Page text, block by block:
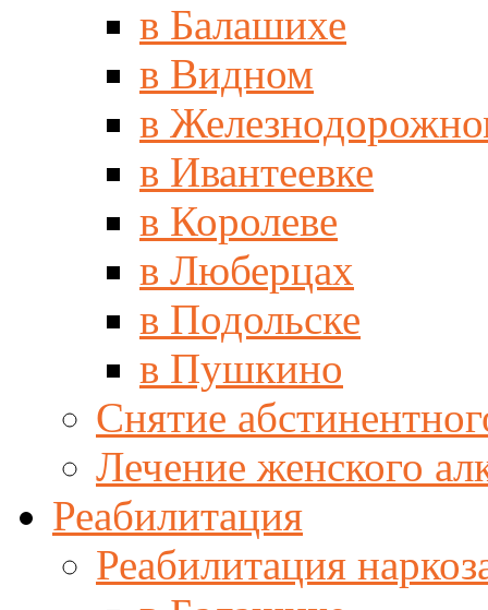
в Балашихе
в Видном
в
в Ивантеевке
в Королеве
в Люберцах
в Подольске
в Пушкино
Снятие
Лечение женского
Реабилитация
Реабилитация